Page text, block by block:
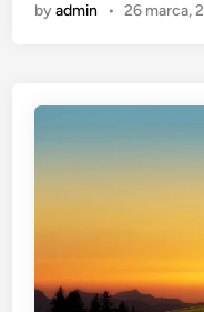
byadmin • 26 marca,